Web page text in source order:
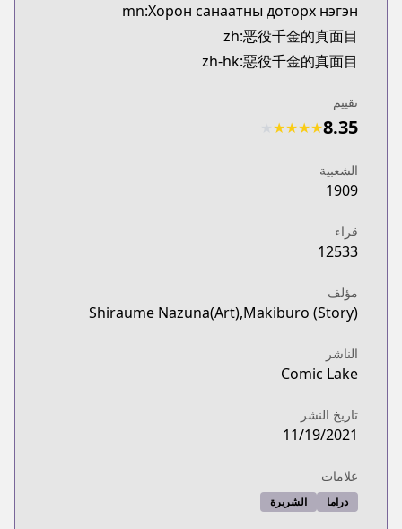
mn:Хорон санаатны доторх нэгэн
zh:恶役千金的真面目
zh-hk:惡役千金的真面目
تقييم
8.35
★
★
★
★
الشعبية
1909
قراء
12533
مؤلف
Shiraume Nazuna(Art),Makiburo (Story)
الناشر
Comic Lake
تاريخ النشر
11/19/2021
علامات
دراما الشريرة